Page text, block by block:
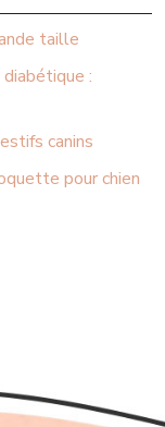
taille
:
canins
pour chien